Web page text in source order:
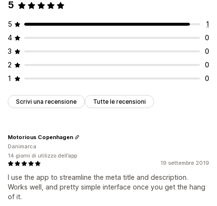
5
5
1
4
0
3
0
2
0
1
0
Scrivi una recensione Tutte le recensioni
19 settembre 2019
I use the app to streamline the meta title and description.
Works well, and pretty simple interface once you get the hang
of it.
Motorious Copenhagen
Danimarca
14 giorni di utilizzo dell’app